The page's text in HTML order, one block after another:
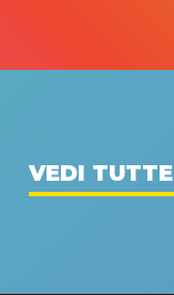
VEDI TUTTE